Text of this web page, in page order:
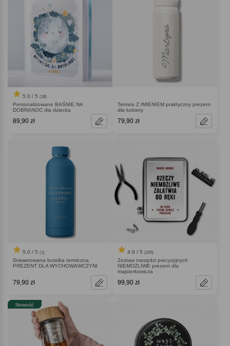
5.0 / 5 (18)
Personalizowane BAŚNIE NA
DOBRANOC dla dziecka
89,90 zł
Termos Z IMIENIEM praktyczny prezent
dla kobiety
79,90 zł
5.0 / 5 (1)
Grawerowana butelka termiczna
PREZENT DLA WYCHOWAWCZYNI
79,90 zł
4.9 / 5 (220)
Zestaw narzędzi precyzyjnych
NIEMOŻLIWE prezent dla
majsterkowicza
99,90 zł
Nowość